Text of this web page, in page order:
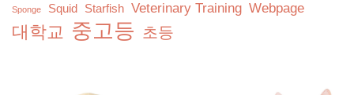
Sponge Squid Starfish Veterinary Training Webpage
대학교 중고등 초등